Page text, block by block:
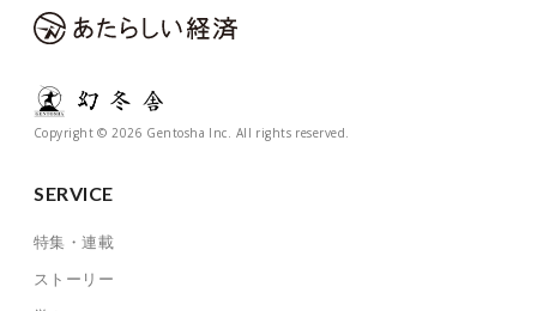
Copyright © 2026 Gentosha Inc. All rights reserved.
SERVICE
特集・連載
ストーリー